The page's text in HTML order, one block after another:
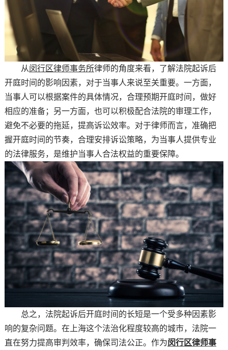
从闵行区律师事务所律师的角度来看，了解法院起诉后
开庭时间的影响因素，对于当事人来说至关重要。一方面，
当事人可以根据案件的具体情况，合理预期开庭时间，做好
相应的准备；另一方面，也可以积极配合法院的审理工作，
避免不必要的拖延，提高诉讼效率。对于律师而言，准确把
握开庭时间的节奏，合理安排诉讼策略，为当事人提供专业
的法律服务，是维护当事人合法权益的重要保障。
总之，法院起诉后开庭时间的长短是一个受多种因素影
响的复杂问题。在上海这个法治化程度较高的城市，法院一
直在努力提高审判效率，确保司法公正。作为闵行区律师事